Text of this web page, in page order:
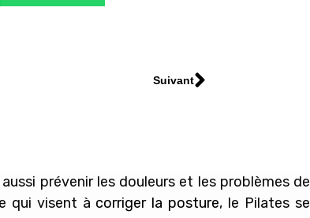
Suivant
prévenir les douleurs et les problèmes de
qui visent à corriger la posture, le Pilates se